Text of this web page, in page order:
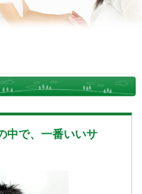
中で、一番いいサ